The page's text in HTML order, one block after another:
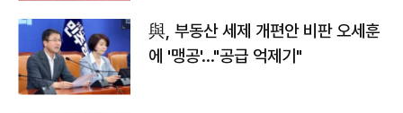
與, 부동산 세제 개편안 비판 오세훈
에 '맹공'…"공급 억제기"